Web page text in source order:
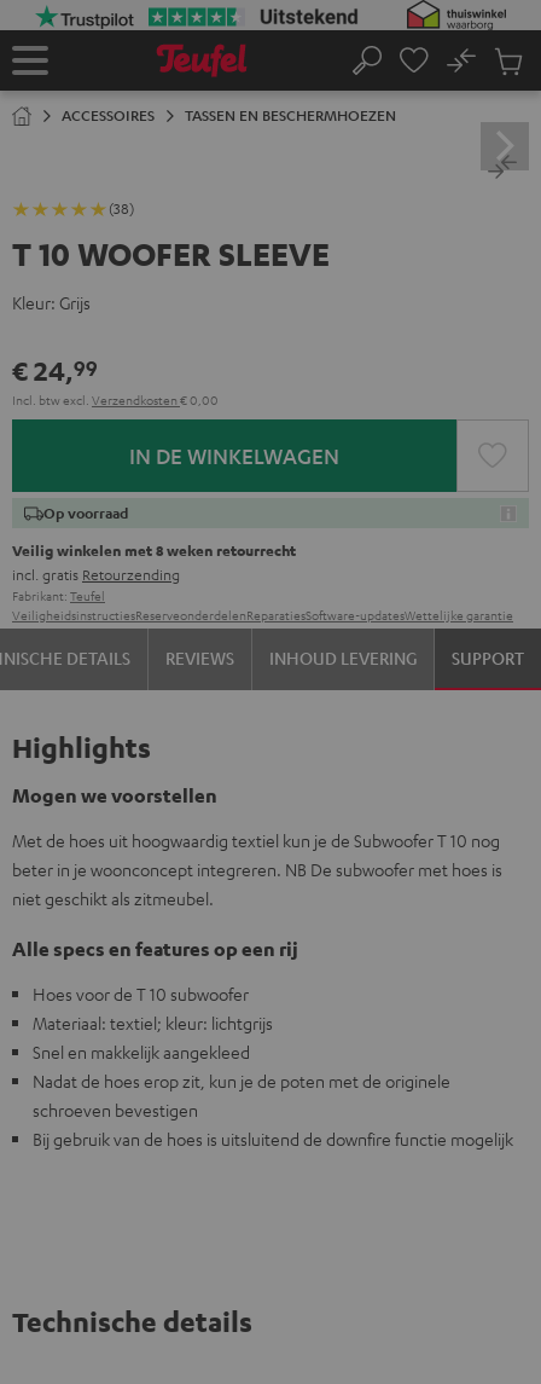
Home
Zoeken
No
ACCESSOIRES TASSEN EN BESCHERMHOEZEN
(38)
T 10 WOOFER SLEEVE
Kleur: Grijs
€ 24,99
Incl. btwexcl. Verzendkosten € 0,00
IN DE WINKELWAGEN
Op voorraad
Veilig winkelen met 8 weken retourrecht
incl. gratis Retourzending
Fabrikant: Teufel
VeiligheidsinstructiesReserveonderdelenReparatiesSoftware-updatesWettelijke garantie
DETAILS REVIEWS INHOUD LEVERING SUPPORT
Highlights
Mogen we voorstellen
Met de hoes uit hoogwaardig textiel kun je de Subwoofer T 10 nog
beter in je woonconcept integreren. NB De subwoofer met hoes is
niet geschikt als zitmeubel.
Alle specs en features op een rij
Hoes voor de T 10 subwoofer
Materiaal: textiel; kleur: lichtgrijs
Snel en makkelijk aangekleed
Nadat de hoes erop zit, kun je de poten met de originele
schroeven bevestigen
Bij gebruik van de hoes is uitsluitend de downfire functie mogelijk
Technische details